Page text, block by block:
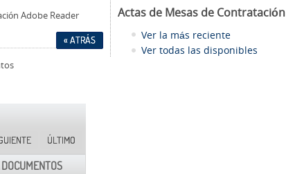
Adobe Reader
« ATRÁS
ÚLTIMO
Actas de Mesas de Contratación
Ver la más reciente
Ver todas las disponibles